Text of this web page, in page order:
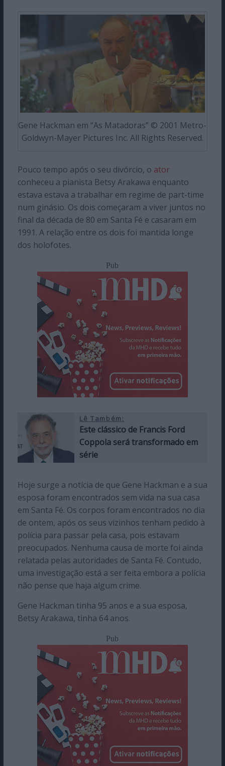
Gene Hackman em “As Matadoras” © 2001 Metro-
Goldwyn-Mayer Pictures Inc. All Rights Reserved.
Pouco tempo após o seu divórcio, o ator
conheceu a pianista Betsy Arakawa enquanto
estava estava a trabalhar em regime de part-time
num ginásio. Os dois começaram a viver juntos no
final da década de 80 em Santa Fé e casaram em
1991. A relação entre os dois foi mantida longe
dos holofotes.
Pub
Lê Também:
Este clássico de Francis Ford
Coppola será transformado em
série
Hoje surge a notícia de que Gene Hackman e a sua
esposa foram encontrados sem vida na sua casa
em Santa Fé. Os corpos foram encontrados no dia
de ontem, após os seus vizinhos tenham pedido à
polícia para passar pela casa, pois estavam
preocupados. Nenhuma causa de morte foi ainda
relatada pelas autoridades de Santa Fé. Contudo,
uma investigação está a ser feita embora a polícia
não pense que haja algum crime.
Gene Hackman tinha 95 anos e a sua esposa,
Betsy Arakawa, tinha 64 anos.
Pub